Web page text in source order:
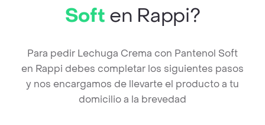
Soft en Rappi?
Para pedir Lechuga Crema con Pantenol Soft
en Rappi debes completar los siguientes pasos
y nos encargamos de llevarte el producto a tu
domicilio a la brevedad